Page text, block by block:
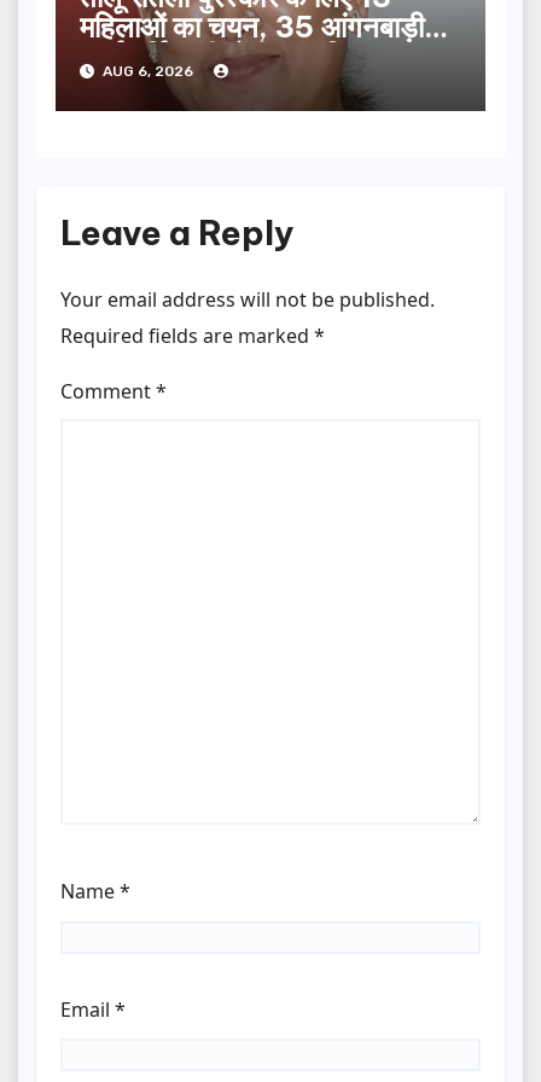
महिलाओं का चयन, 35 आंगनबाड़ी
कार्यकर्तियां भी होंगी सम्मानित…
AUG 6, 2026
Leave a Reply
Your email address will not be published.
Required fields are marked *
Comment*
Name*
Email *